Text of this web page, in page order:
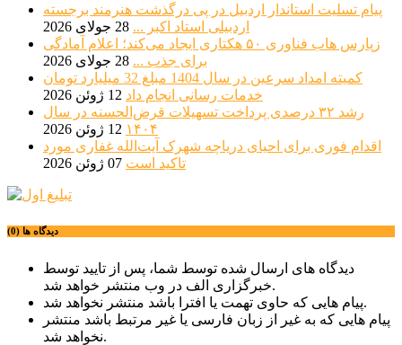
پیام تسلیت استاندار اردبیل در پی درگذشت هنرمند برجسته
اردبیلی استاد اکبر ... 28 جولای 2026
زپارس هاب فناوری ۵۰ هکتاری ایجاد می‌کند؛ اعلام آمادگی
برای جذب ... 28 جولای 2026
کمیته امداد سرعین در سال 1404 مبلغ 32 میلیارد تومان
خدمات رسانی انجام داد 12 ژوئن 2026
رشد ۳۲ درصدی پرداخت تسهیلات قرض‌الحسنه در سال
۱۴۰۴ 12 ژوئن 2026
اقدام فوری برای احیای دریاچه شهرک آیت‌الله غفاری مورد
تاکید است 07 ژوئن 2026
دیدگاه ها (0)
دیدگاه های ارسال شده توسط شما، پس از تایید توسط
خبرگزاری الف در وب منتشر خواهد شد.
پیام هایی که حاوی تهمت یا افترا باشد منتشر نخواهد شد.
پیام هایی که به غیر از زبان فارسی یا غیر مرتبط باشد منتشر
نخواهد شد.